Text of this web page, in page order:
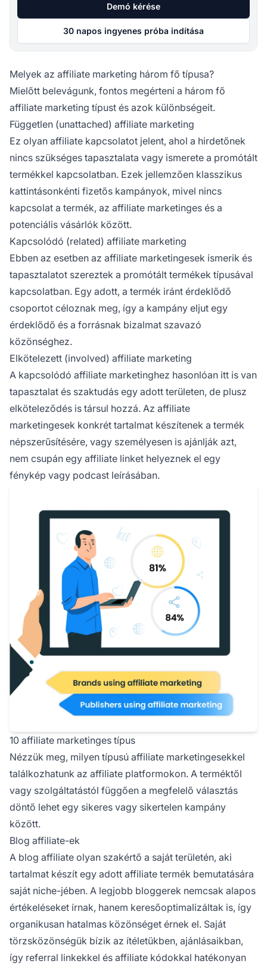
Demó kérése
30 napos ingyenes próba indítása
Melyek az affiliate marketing három fő típusa?
Mielőtt belevágunk, fontos megérteni a három fő
affiliate marketing típust és azok különbségeit.
Független (unattached) affiliate marketing
Ez olyan affiliate kapcsolatot jelent, ahol a hirdetőnek
nincs szükséges tapasztalata vagy ismerete a promótált
termékkel kapcsolatban. Ezek jellemzően klasszikus
kattintásonkénti fizetős kampányok, mivel nincs
kapcsolat a termék, az affiliate marketinges és a
potenciális vásárlók között.
Kapcsolódó (related) affiliate marketing
Ebben az esetben az affiliate marketingesek ismerik és
tapasztalatot szereztek a promótált termékek típusával
kapcsolatban. Egy adott, a termék iránt érdeklődő
csoportot céloznak meg, így a kampány eljut egy
érdeklődő és a forrásnak bizalmat szavazó
közönséghez.
Elkötelezett (involved) affiliate marketing
A kapcsolódó affiliate marketinghez hasonlóan itt is van
tapasztalat és szaktudás egy adott területen, de plusz
elköteleződés is társul hozzá. Az affiliate
marketingesek konkrét tartalmat készítenek a termék
népszerűsítésére, vagy személyesen is ajánlják azt,
nem csupán egy affiliate linket helyeznek el egy
fénykép vagy podcast leírásában.
10 affiliate marketinges típus
Nézzük meg, milyen típusú affiliate marketingesekkel
találkozhatunk az affiliate platformokon. A terméktől
vagy szolgáltatástól függően a megfelelő választás
döntő lehet egy sikeres vagy sikertelen kampány
között.
Blog affiliate-ek
A blog affiliate olyan szakértő a saját területén, aki
tartalmat készít egy adott affiliate termék bemutatására
saját niche-jében. A legjobb bloggerek nemcsak alapos
értékeléseket írnak, hanem keresőoptimalizáltak is, így
organikusan hatalmas közönséget érnek el. Saját
törzsközönségük bízik az ítéletükben, ajánlásaikban,
így referral linkekkel és affiliate kódokkal hatékonyan